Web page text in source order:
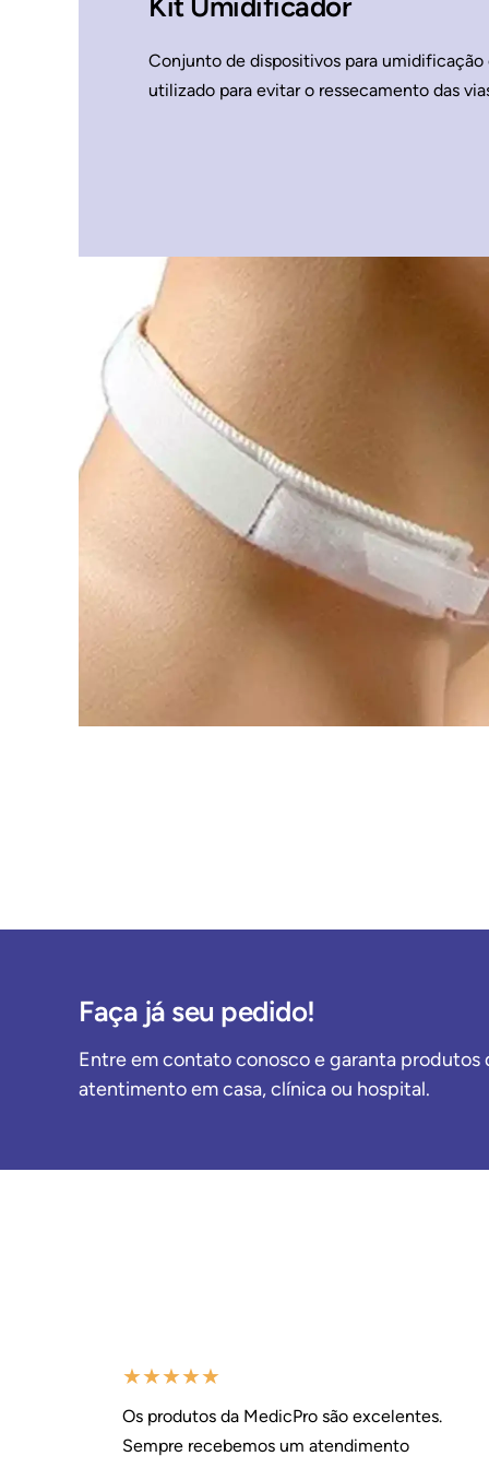
Conjunto de dispositivos para umidificação
utilizado para evitar o ressecamento das
Faça já seu pedido!
Entre em contato conosco e garanta produtos
atentimento em casa, clínica ou hospital.
★★★★★
Os produtos da MedicPro são excelentes.
Sempre recebemos um atendimento